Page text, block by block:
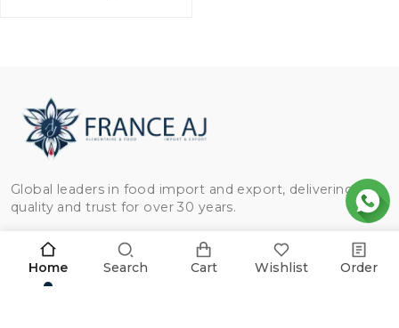
Home Search Cart Wishlist Order
Global leaders in food import and export, delivering
quality and trust for over 30 years.
KATEGORIEN